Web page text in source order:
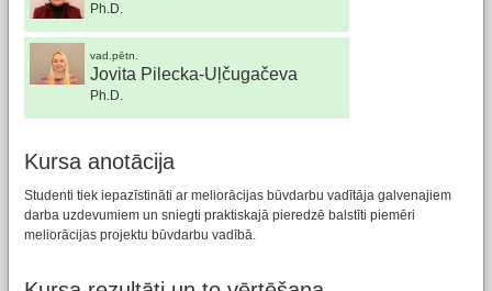
Ph.D.
vad.pētn.
Jovita Pilecka-Uļčugačeva
Ph.D.
Kursa anotācija
Studenti tiek iepazīstināti ar meliorācijas būvdarbu vadītāja galvenajiem
darba uzdevumiem un sniegti praktiskajā pieredzē balstīti piemēri
meliorācijas projektu būvdarbu vadībā.